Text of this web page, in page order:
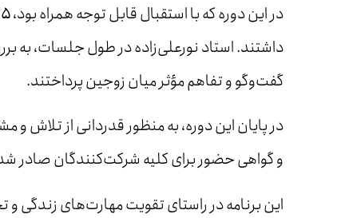
در این دوره که با استقبال قابل توجه همراه بود،۳۵ نفر از
داشتند. استاد نورعلی‌زاده در طول جلسات، به
گفت‌وگو و تفاهم مؤثر میان زوجین پرداختند.
در پایان این دوره، به منظور قدردانی از تلاش و
و گواهی حضور برای کلیه شرکت‌کنندگان صادر
این برنامه در راستای تقویت مهارت‌های زندگی و